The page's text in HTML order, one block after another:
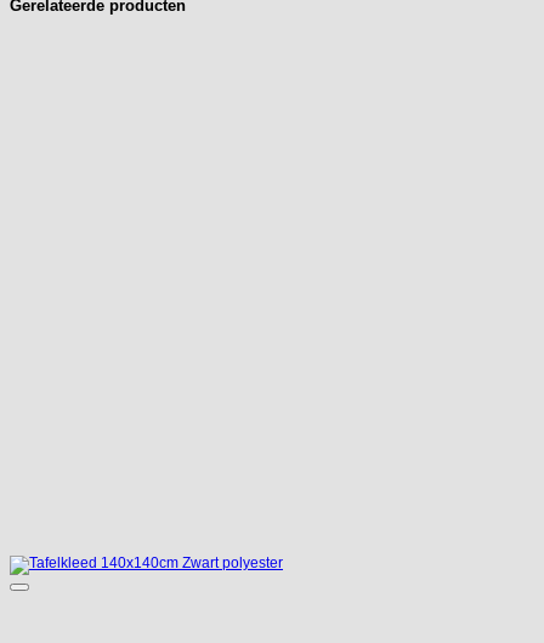
Gerelateerde producten